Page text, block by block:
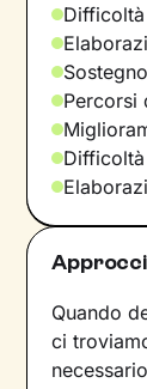
Percorsi
Quando
ci